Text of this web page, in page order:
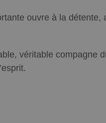
ouvre à la détente,
véritable compagne